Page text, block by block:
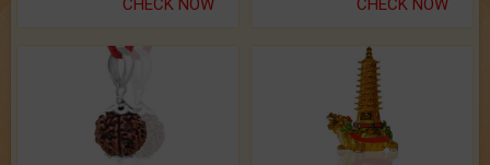
CHECK NOW CHECK NOW